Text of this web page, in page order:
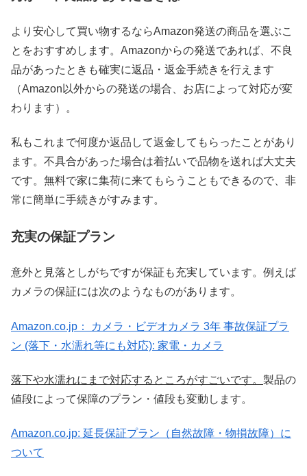
より安心して買い物するならAmazon発送の商品を選ぶこ
とをおすすめします。Amazonからの発送であれば、不良
品があったときも確実に返品・返金手続きを行えます
（Amazon以外からの発送の場合、お店によって対応が変
わります）。
私もこれまで何度か返品して返金してもらったことがあり
ます。不具合があった場合は着払いで品物を送れば大丈夫
です。無料で家に集荷に来てもらうこともできるので、非
常に簡単に手続きがすみます。
充実の保証プラン
意外と見落としがちですが保証も充実しています。例えば
カメラの保証には次のようなものがあります。
Amazon.co.jp： カメラ・ビデオカメラ 3年 事故保証プラ
ン (落下・水濡れ等にも対応): 家電・カメラ
落下や水濡れにまで対応するところがすごいです。 製品の
値段によって保障のプラン・値段も変動します。
Amazon.co.jp: 延長保証プラン（自然故障・物損故障）に
ついて